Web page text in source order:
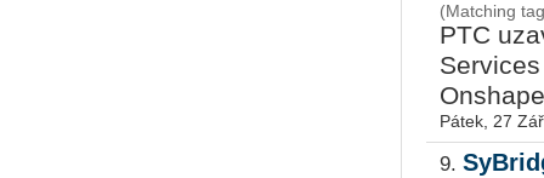
(Matching
PTC
Pátek, 27
9.